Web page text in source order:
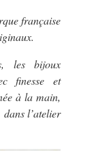
française
les bijoux
finesse et
à la main,
dans l’atelier